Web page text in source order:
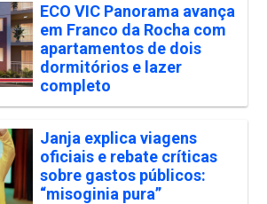
ECO VIC Panorama avança
em Franco da Rocha com
apartamentos de dois
dormitórios e lazer
completo
Janja explica viagens
oficiais e rebate críticas
sobre gastos públicos:
“misoginia pura”